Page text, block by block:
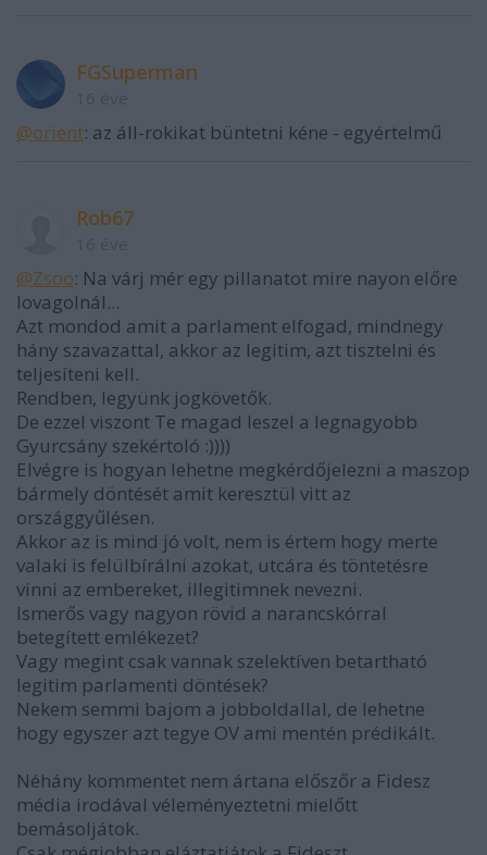
FGSuperman
@orient: az áll-rokikat büntetni kéne - egyértelmű
Rob67
@Zsoo: Na várj mér egy pillanatot mire nayon előre
lovagolnál...
Azt mondod amit a parlament elfogad, mindnegy
hány szavazattal, akkor az legitim, azt tisztelni és
teljesíteni kell.
Rendben, legyünk jogkövetők.
De ezzel viszont Te magad leszel a legnagyobb
Gyurcsány szekértoló :))))
Elvégre is hogyan lehetne megkérdőjelezni a maszop
bármely döntését amit keresztül vitt az
országgyűlésen.
Akkor az is mind jó volt, nem is értem hogy merte
valaki is felülbírálni azokat, utcára és töntetésre
vinni az embereket, illegitimnek nevezni.
Ismerős vagy nagyon rövid a narancskórral
betegített emlékezet?
Vagy megint csak vannak szelektíven betartható
legitim parlamenti döntések?
Nekem semmi bajom a jobboldallal, de lehetne
hogy egyszer azt tegye OV ami mentén prédikált.
Néhány kommentet nem ártana előszőr a Fidesz
média irodával véleményeztetni mielőtt
bemásoljátok.